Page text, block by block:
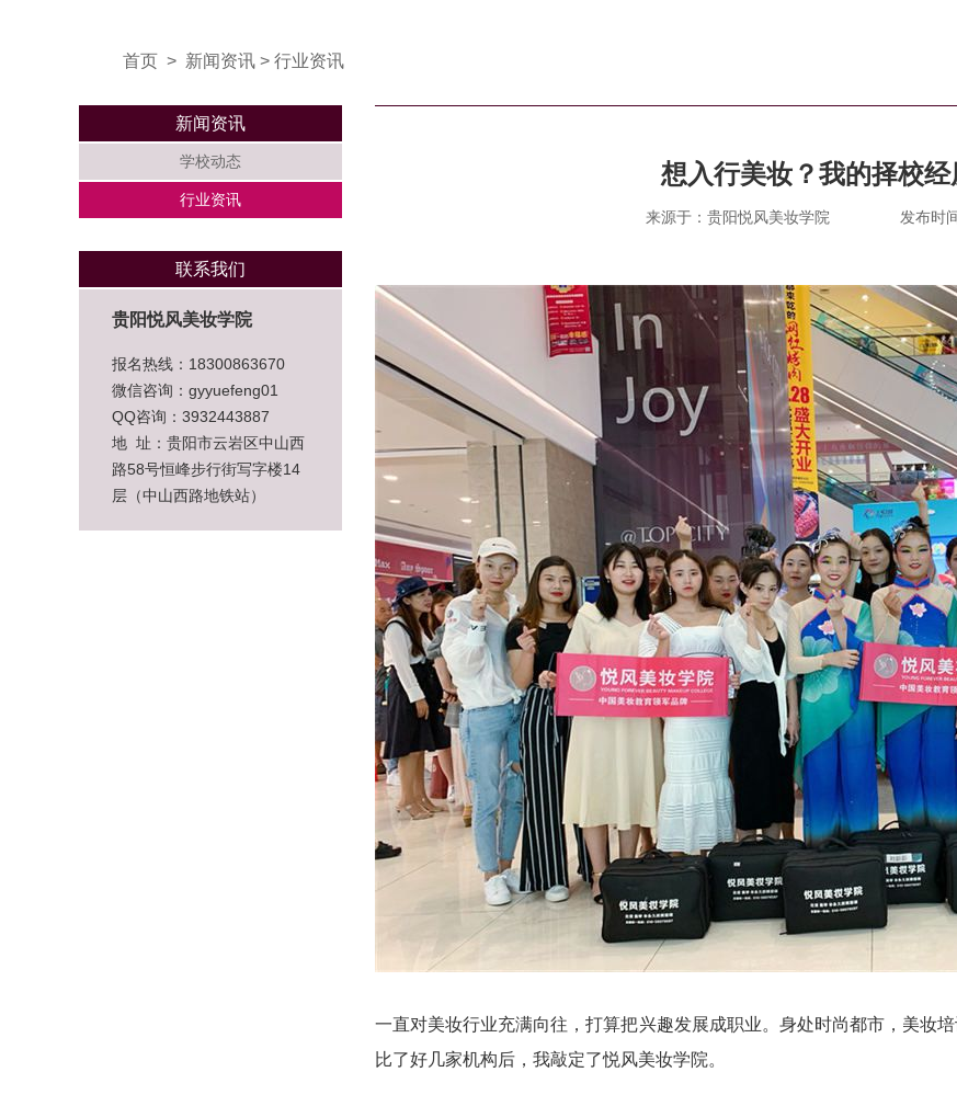
首页 > 新闻资讯 > 行业资讯
新闻资讯
学校动态
行业资讯
联系我们
贵阳悦风美妆学院
报名热线：18300863670
微信咨询：gyyuefeng01
QQ咨询：3932443887
地 址：贵阳市云岩区中山西
路58号恒峰步行街写字楼14
层（中山西路地铁站）
想入行美妆？我的择校
来源于：贵阳悦风美妆学院 发布时
一直对美妆行业充满向往，打算把兴趣发展成职业。身处时尚都市，美妆
比了好几家机构后，我敲定了悦风美妆学院。